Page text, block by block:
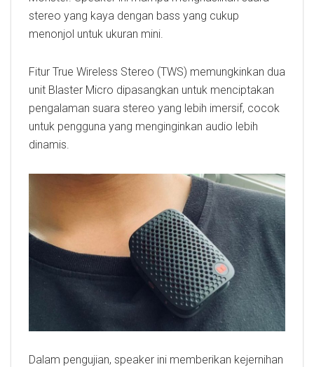
stereo yang kaya dengan bass yang cukup
menonjol untuk ukuran mini.
Fitur True Wireless Stereo (TWS) memungkinkan dua
unit Blaster Micro dipasangkan untuk menciptakan
pengalaman suara stereo yang lebih imersif, cocok
untuk pengguna yang menginginkan audio lebih
dinamis.
Dalam pengujian, speaker ini memberikan kejernihan